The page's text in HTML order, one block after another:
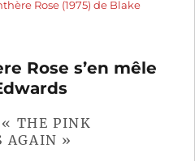
Rose (1975) de Blake
Rose s’en mêle
THE PINK
AGAIN »